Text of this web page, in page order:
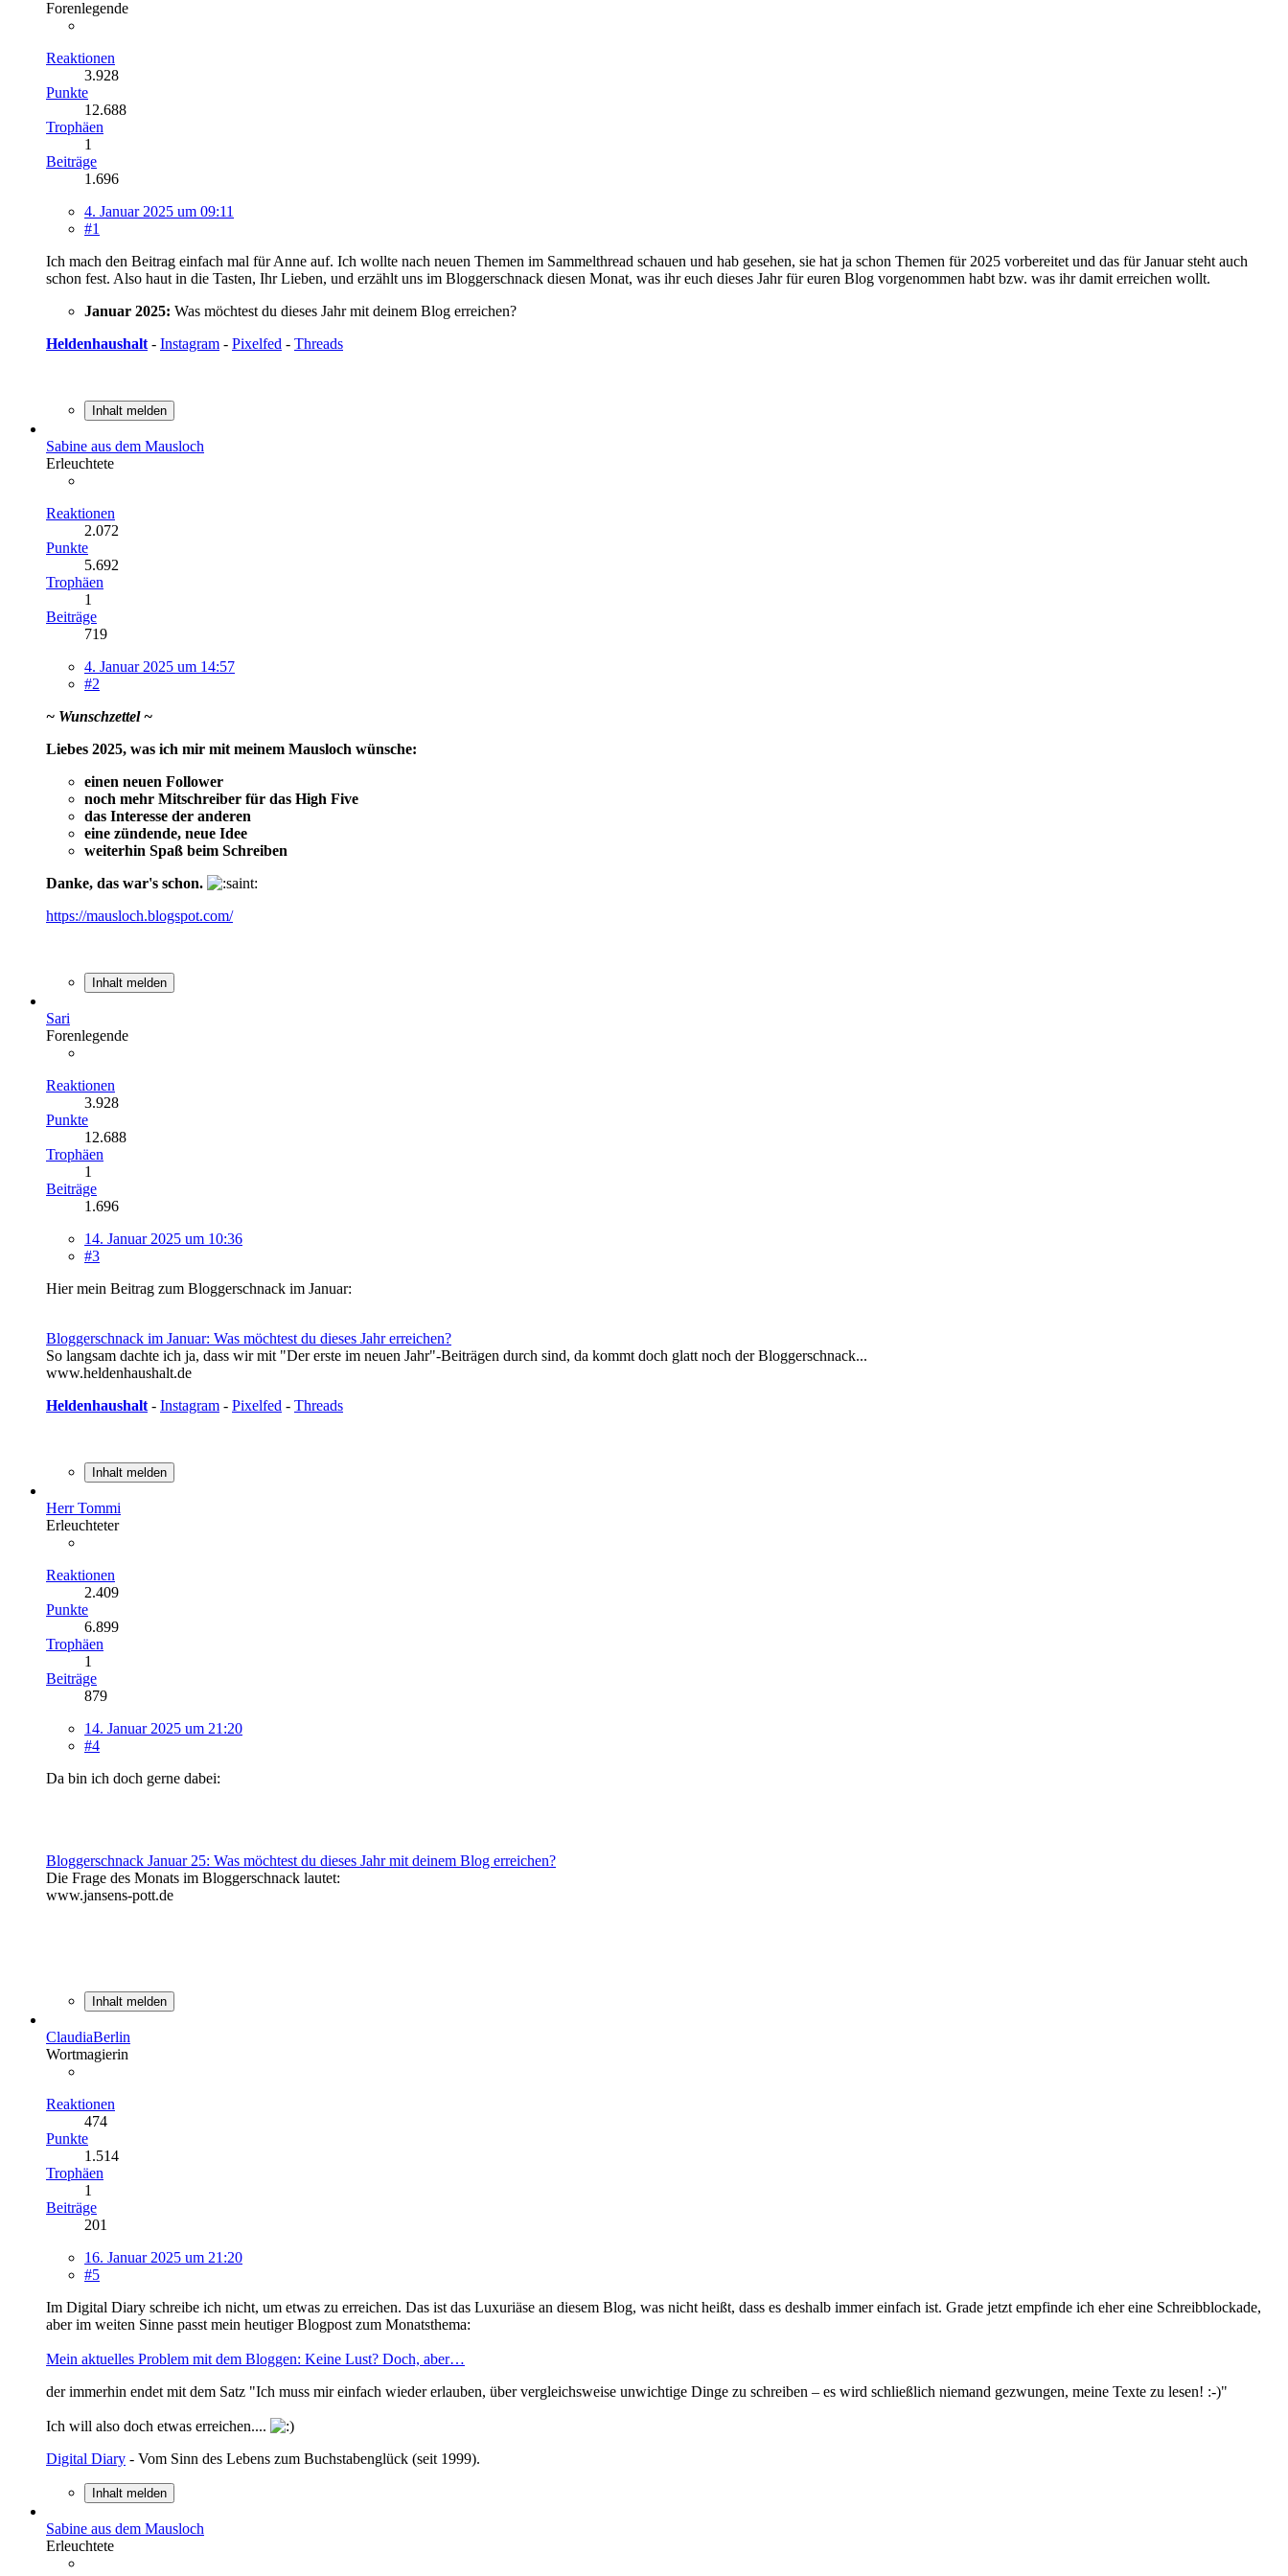
Forenlegende
Reaktionen
3.928
Punkte
12.688
Trophäen
1
Beiträge
1.696
4. Januar 2025 um 09:11
#1
Ich mach den Beitrag einfach mal für Anne auf. Ich wollte nach neuen Themen im Sammelthread schauen und hab gesehen, sie hat ja schon Themen für 2025 vorbereitet und das für Januar steht auch
schon fest. Also haut in die Tasten, Ihr Lieben, und erzählt uns im Bloggerschnack diesen Monat, was ihr euch dieses Jahr für euren Blog vorgenommen habt bzw. was ihr damit erreichen wollt.
Januar 2025: Was möchtest du dieses Jahr mit deinem Blog erreichen?
Heldenhaushalt - Instagram - Pixelfed - Threads
Inhalt melden
Sabine aus dem Mausloch
Erleuchtete
Reaktionen
2.072
Punkte
5.692
Trophäen
1
Beiträge
719
4. Januar 2025 um 14:57
#2
~ Wunschzettel ~
Liebes 2025, was ich mir mit meinem Mausloch wünsche:
einen neuen Follower
noch mehr Mitschreiber für das High Five
das Interesse der anderen
eine zündende, neue Idee
weiterhin Spaß beim Schreiben
Danke, das war's schon.
https://mausloch.blogspot.com/
Inhalt melden
Sari
Forenlegende
Reaktionen
3.928
Punkte
12.688
Trophäen
1
Beiträge
1.696
14. Januar 2025 um 10:36
#3
Hier mein Beitrag zum Bloggerschnack im Januar:
Bloggerschnack im Januar: Was möchtest du dieses Jahr erreichen?
So langsam dachte ich ja, dass wir mit "Der erste im neuen Jahr"-Beiträgen durch sind, da kommt doch glatt noch der Bloggerschnack...
www.heldenhaushalt.de
Heldenhaushalt - Instagram - Pixelfed - Threads
Inhalt melden
Herr Tommi
Erleuchteter
Reaktionen
2.409
Punkte
6.899
Trophäen
1
Beiträge
879
14. Januar 2025 um 21:20
#4
Da bin ich doch gerne dabei:
Bloggerschnack Januar 25: Was möchtest du dieses Jahr mit deinem Blog erreichen?
Die Frage des Monats im Bloggerschnack lautet:
www.jansens-pott.de
Inhalt melden
ClaudiaBerlin
Wortmagierin
Reaktionen
474
Punkte
1.514
Trophäen
1
Beiträge
201
16. Januar 2025 um 21:20
#5
Im Digital Diary schreibe ich nicht, um etwas zu erreichen. Das ist das Luxuriäse an diesem Blog, was nicht heißt, dass es deshalb immer einfach ist. Grade jetzt empfinde ich eher eine Schreibblockade,
aber im weiten Sinne passt mein heutiger Blogpost zum Monatsthema:
Mein aktuelles Problem mit dem Bloggen: Keine Lust? Doch, aber…
der immerhin endet mit dem Satz "Ich muss mir einfach wieder erlauben, über vergleichsweise unwichtige Dinge zu schreiben – es wird schließlich niemand gezwungen, meine Texte zu lesen! :-)"
Ich will also doch etwas erreichen....
Digital Diary - Vom Sinn des Lebens zum Buchstabenglück (seit 1999).
Inhalt melden
Sabine aus dem Mausloch
Erleuchtete